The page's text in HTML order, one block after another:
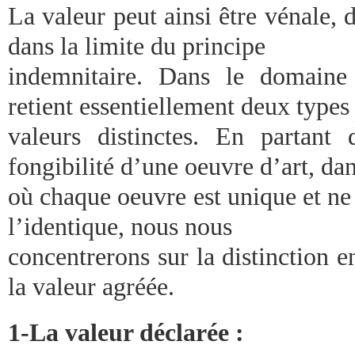
La valeur peut ainsi être vénale,
dans la limite du principe
indemnitaire. Dans le
retient essentiellement deux types
valeurs distinctes. En
fongibilité d’une oeuvre d’art,
où chaque oeuvre est unique et
l’identique, nous nous
concentrerons sur la distinction
la valeur agréée.
1-La valeur déclarée :